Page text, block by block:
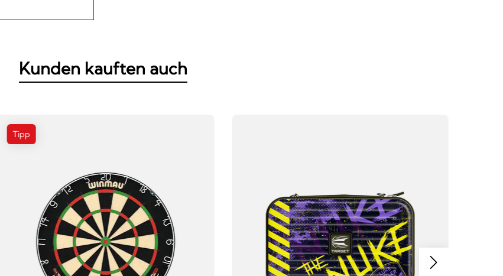
Kunden kauften auch
Tipp